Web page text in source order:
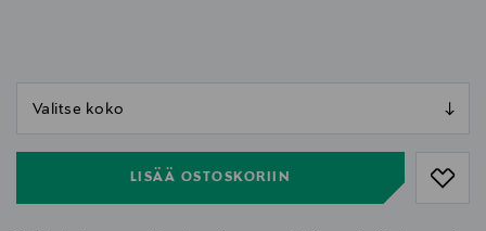
LISÄÄ OSTOSKORIIN